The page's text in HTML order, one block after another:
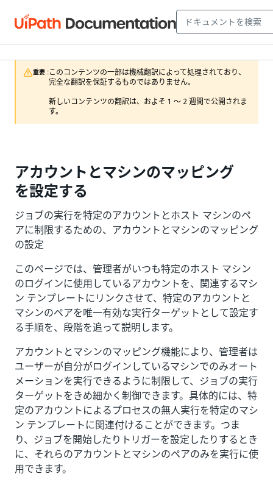
重要 :このコンテンツの一部は機械翻訳によって処理されており、
完全な翻訳を保証するものではありません。
新しいコンテンツの翻訳は、およそ 1 ～ 2 週間で公開されま
す。
アカウントとマシンのマッピング
を設定する
ジョブの実行を特定のアカウントとホスト マシンのペ
アに制限するための、アカウントとマシンのマッピング
の設定
このページでは、管理者がいつも特定のホスト マシン
のログインに使用しているアカウントを、関連するマシ
ン テンプレートにリンクさせて、特定のアカウントと
マシンのペアを唯一有効な実行ターゲットとして設定す
る手順を、段階を追って説明します。
アカウントとマシンのマッピング機能により、管理者は
ユーザーが自分がログインしているマシンでのみオート
メーションを実行できるように制限して、ジョブの実行
ターゲットをきめ細かく制御できます。具体的には、特
定のアカウントによるプロセスの無人実行を特定のマシ
ン テンプレートに関連付けることができます。つま
り、ジョブを開始したりトリガーを設定したりするとき
に、それらのアカウントとマシンのペアのみを実行に使
用できます。